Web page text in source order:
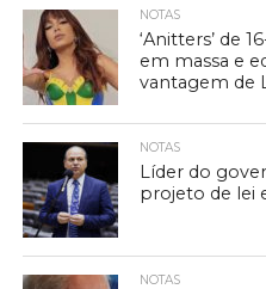
NOTAS
‘Anitters’ de
em massa e
vantagem de
NOTAS
Líder do
projeto de lei
NOTAS